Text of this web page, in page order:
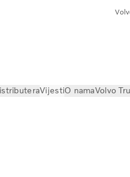
VijestiO namaVolvo